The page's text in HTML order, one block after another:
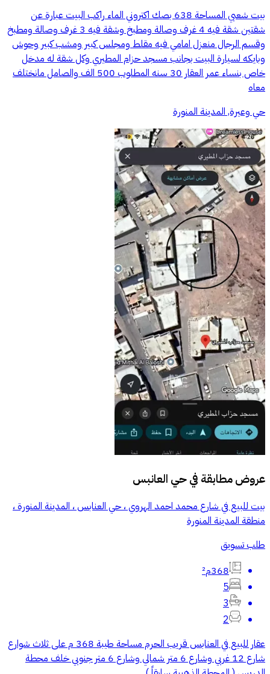
بيت شعبي المساحة 638 بصك اكتروني الماء راكب البيت عبارة عن
شقتين شقة فيه 4 غرف وصالة ومطبخ وشقة فيه 3 غرف وصالة ومطبخ
وقسم الرجال منعزل امامي فيه مقلط ومجلس كبير ومشب كبير وحوش
وبايكه لسيارة البيت بجانب مسجد حزام المطيري وكل شقة له مدخل
خاص بنساء عمر العقار 30 سنه المطلوب 500 الف والصامل مانختلف
معاه
حي وعيرة, المدينة المنورة
عروض مطابقة فيحي العانبس
بيت للبيع في شارع محمد احمد الهروي ، حي العنابس ، المدينة المنورة ،
منطقة المدينة المنورة
طلب تسويق
368م²
5
3
2
عقار للبيع في العنابس قريب الحرم مساحة طيبة 368 م على ثلاث شوارع
شارع 12 غربي وشارع 6 متر شمالي وشارع 6 متر جنوبي خلف محطة